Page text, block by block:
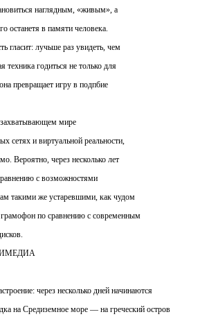
наглядным, «живым», а
останетя в памяти человека.
гласит: лучьше раз увидеть, чем
техника годиться не только для
превращает игру в подпбие
захватывающем мире
сетях и виртуальной реальности,
Вероятно, через несколько лет
с возможностями
такими же устаревшими, как чудом
по сравнению с современным
через несколько дней начинаются
на Средиземное море — на греческий остров